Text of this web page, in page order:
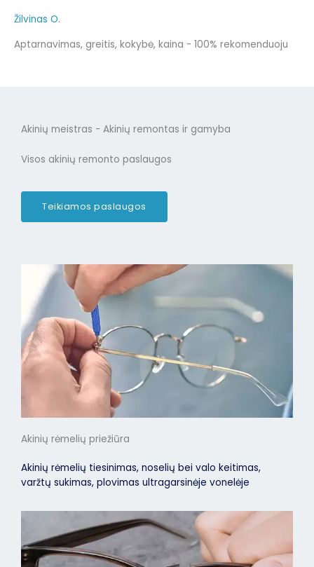
Žilvinas O.
Aptarnavimas, greitis, kokybė, kaina - 100% rekomenduoju
Akinių meistras - Akinių remontas ir gamyba
Visos akinių remonto paslaugos
Teikiamos paslaugos
Akinių rėmelių priežiūra
Akinių rėmelių tiesinimas, noselių bei valo keitimas,
varžtų sukimas, plovimas ultragarsinėje vonelėje